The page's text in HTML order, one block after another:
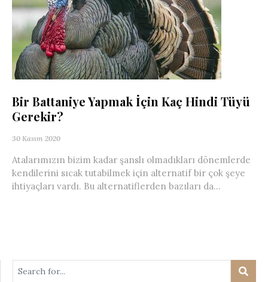
Bir Battaniye Yapmak İçin Kaç Hindi Tüyü
Gerekir?
30 Kasım 2020
Atalarımızın bizim kadar şanslı olmadıkları dönemlerde
kendilerini sıcak tutabilmek için alternatif bir çok şeye
ihtiyaçları vardı. Bu alternatiflerden bazıları da...